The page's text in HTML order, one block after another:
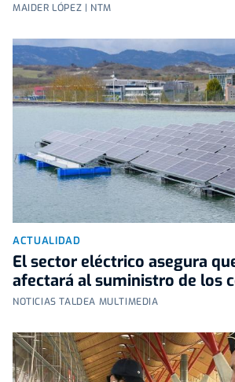
MAIDER LÓPEZ | NTM
ACTUALIDAD
El sector eléctrico asegura
afectará al suministro de los
NOTICIAS TALDEA MULTIMEDIA